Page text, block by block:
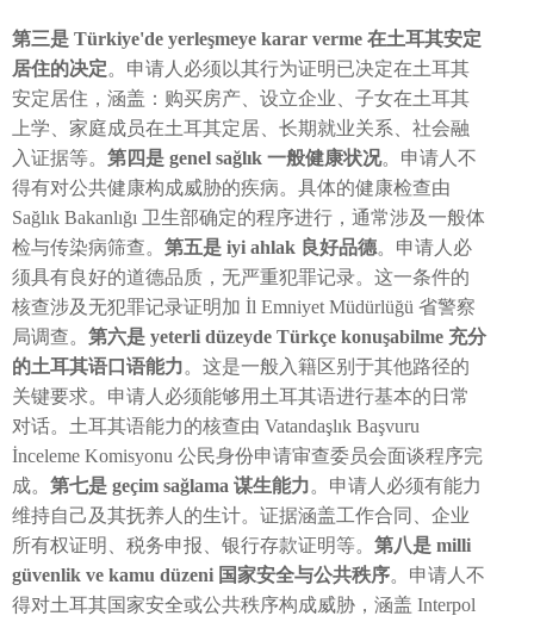
第三是 Türkiye'de yerleşmeye karar verme 在土耳其安定
居住的决定。申请人必须以其行为证明已决定在土耳其
安定居住，涵盖：购买房产、设立企业、子女在土耳其
上学、家庭成员在土耳其定居、长期就业关系、社会融
入证据等。 第四是 genel sağlık 一般健康状况。申请人不
得有对公共健康构成威胁的疾病。具体的健康检查由
Sağlık Bakanlığı 卫生部确定的程序进行，通常涉及一般体
检与传染病筛查。 第五是 iyi ahlak 良好品德。申请人必
须具有良好的道德品质，无严重犯罪记录。这一条件的
核查涉及无犯罪记录证明加 İl Emniyet Müdürlüğü 省警察
局调查。 第六是 yeterli düzeyde Türkçe konuşabilme 充分
的土耳其语口语能力。这是一般入籍区别于其他路径的
关键要求。申请人必须能够用土耳其语进行基本的日常
对话。土耳其语能力的核查由 Vatandaşlık Başvuru
İnceleme Komisyonu 公民身份申请审查委员会面谈程序完
成。 第七是 geçim sağlama 谋生能力。申请人必须有能力
维持自己及其抚养人的生计。证据涵盖工作合同、企业
所有权证明、税务申报、银行存款证明等。 第八是 milli
güvenlik ve kamu düzeni 国家安全与公共秩序。申请人不
得对土耳其国家安全或公共秩序构成威胁，涵盖 Interpol